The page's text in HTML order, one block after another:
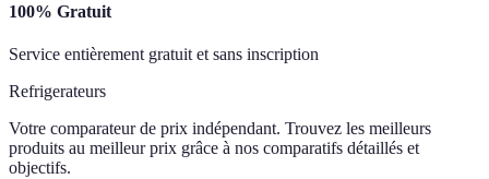
100% Gratuit
Service entièrement gratuit et sans inscription
Refrigerateurs
Votre comparateur de prix indépendant. Trouvez les meilleurs
produits au meilleur prix grâce à nos comparatifs détaillés et
objectifs.